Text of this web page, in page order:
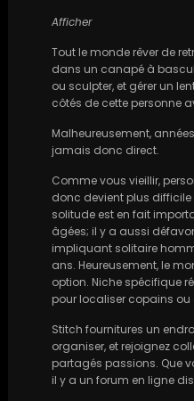
Afficher
Tout le monde rêver de
dans un canapé à
ou sculpter, et gérer un
côtés de cette personne
Malheureusement,
jamais donc direct.
Comme vous vieillir,
donc devient plus difficile
solitude est en fait
âgées; il y a aussi
impliquant solitaire
ans. Heureusement, le
option. Niche spécifique
pour localiser copains ou
Stitch fournitures un
organiser, et rejoignez
partagés passions. Que
il y a un forum en ligne